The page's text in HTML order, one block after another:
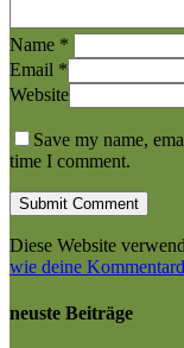
Name *
Email *
Website
Save my name,
time I comment.
Diese Website
wie deine
neuste Beiträge